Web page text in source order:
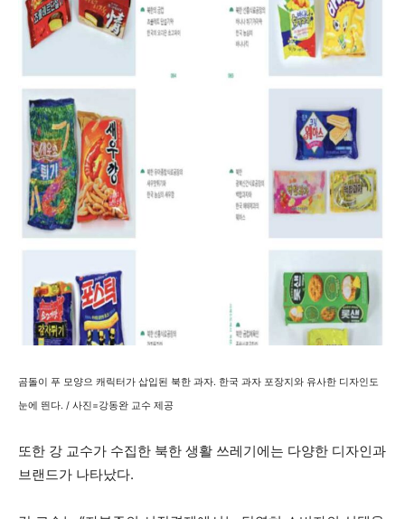
곰돌이 푸 모양으 캐릭터가 삽입된 북한 과자. 한국 과자 포장지와 유사한 디자인도
눈에 띈다. / 사진=강동완 교수 제공
또한 강 교수가 수집한 북한 생활 쓰레기에는 다양한 디자인과
브랜드가 나타났다.